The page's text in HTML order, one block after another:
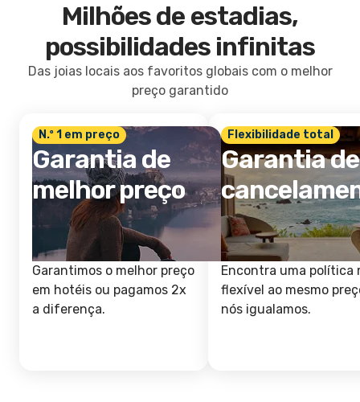
Milhões de estadias,
possibilidades infinitas
Das joias locais aos favoritos globais com o melhor
preço garantido
N.º 1 em preço
Garantia de
melhor preço
Garantimos o melhor preço
em hotéis ou pagamos 2x
a diferença.
Flexibilidade total
Garantia de
Encontra uma política
flexível ao mesmo
nós igualamos.